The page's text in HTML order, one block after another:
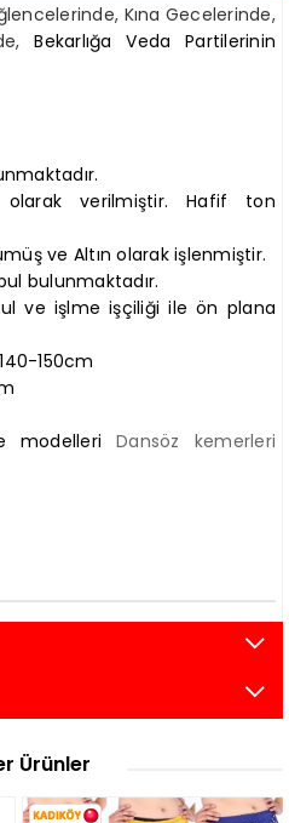
Kına Gecelerinde,
Bekarlığa Veda Partilerinin
verilmiştir. Hafif ton
ve Altın olarak işlenmiştir.
bulunmaktadır.
ve işlme işçiliği ile ön plana
150cm
modelleriDansöz kemerleri
Ürünler